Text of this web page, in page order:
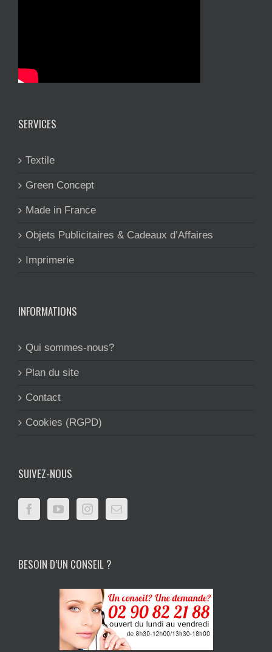
SERVICES
Textile
Green Concept
Made in France
Objets Publicitaires & Cadeaux d’Affaires
Imprimerie
INFORMATIONS
Qui sommes-nous?
Plan du site
Contact
Cookies (RGPD)
SUIVEZ-NOUS
BESOIN D’UN CONSEIL ?